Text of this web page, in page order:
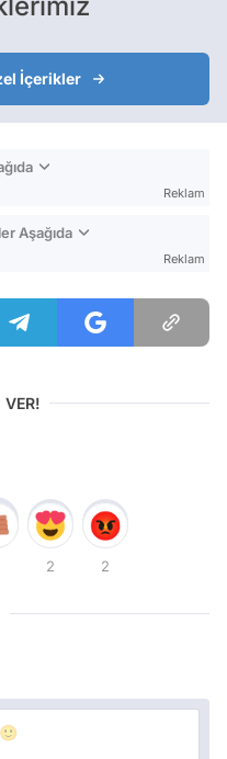
İçerikler
Reklam
Aşağıda
Reklam
VER!
2 2